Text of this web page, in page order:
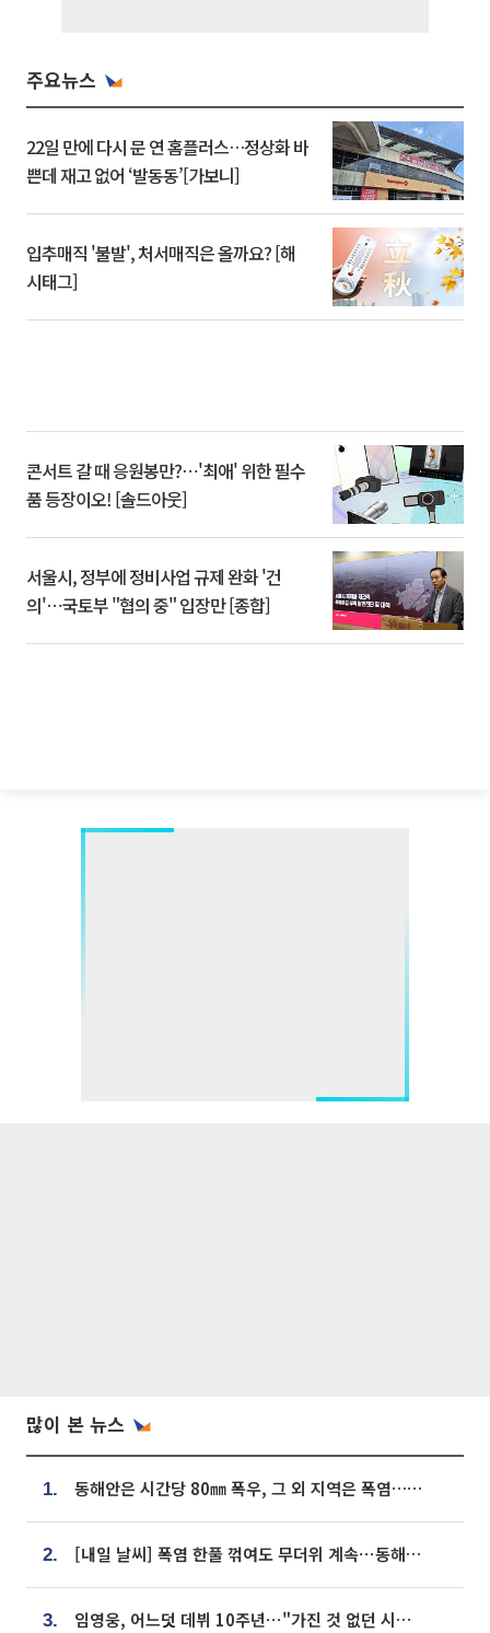
주요뉴스
22일 만에 다시 문 연 홈플러스…정상화 바
쁜데 재고 없어 ‘발동동’[가보니]
입추매직 '불발', 처서매직은 올까요? [해
시태그]
콘서트 갈 때 응원봉만?⋯'최애' 위한 필수
품 등장이오! [솔드아웃]
서울시, 정부에 정비사업 규제 완화 '건
의'⋯국토부 "협의 중" 입장만 [종합]
많이 본 뉴스
1. 동해안은 시간당 80㎜ 폭우, 그 외 지역은 폭염…‘극과 극 날씨’
2. [내일 날씨] 폭염 한풀 꺾여도 무더위 계속⋯동해안 이틀 연속 비
3. 임영웅, 어느덧 데뷔 10주년⋯"가진 것 없던 시절, 내 앞엔 20명의 팬뿐"